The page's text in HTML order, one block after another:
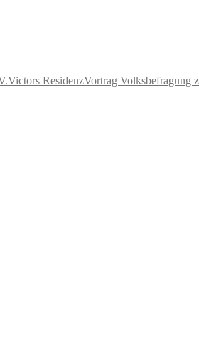
Victors ResidenzVortrag Volksbefragung